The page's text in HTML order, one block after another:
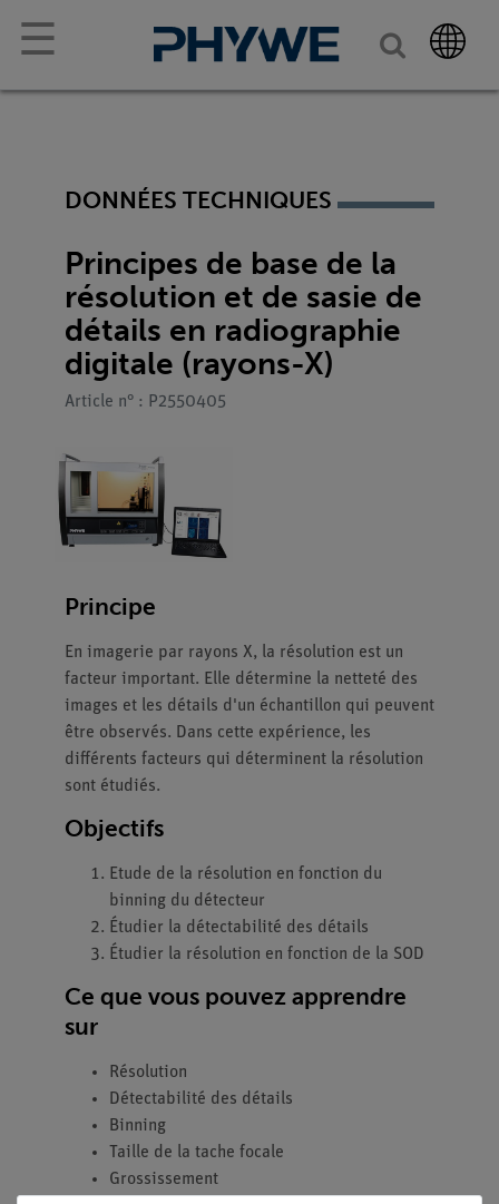
☰
DONNÉES TECHNIQUES
Principes de base de la
résolution et de sasie de
détails en radiographie
digitale (rayons-X)
Article n° : P2550405
Principe
En imagerie par rayons X, la résolution est un
facteur important. Elle détermine la netteté des
images et les détails d'un échantillon qui peuvent
être observés. Dans cette expérience, les
différents facteurs qui déterminent la résolution
sont étudiés.
Objectifs
Etude de la résolution en fonction du
binning du détecteur
Étudier la détectabilité des détails
Étudier la résolution en fonction de la SOD
Ce que vous pouvez apprendre
sur
Résolution
Détectabilité des détails
Binning
Taille de la tache focale
Grossissement